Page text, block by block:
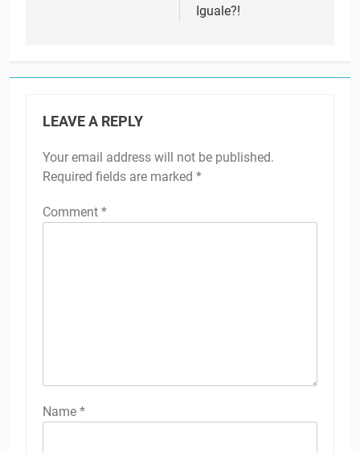
Iguale?!
LEAVE A REPLY
Your email address will not be published.
Required fields are marked *
Comment *
Name *